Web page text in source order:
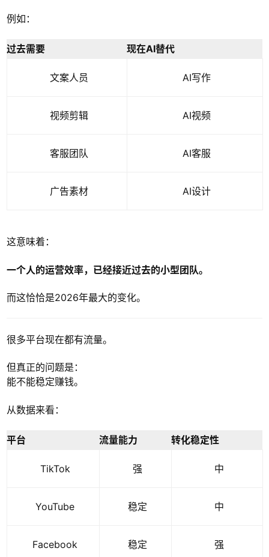
例如：
过去需要 现在AI替代
文案人员 AI写作
视频剪辑 AI视频
客服团队 AI客服
广告素材 AI设计
这意味着：
一个人的运营效率，已经接近过去的小型团队。
而这恰恰是2026年最大的变化。
很多平台现在都有流量。
但真正的问题是：
能不能稳定赚钱。
从数据来看：
平台 流量能力 转化稳定性
TikTok 强 中
YouTube 稳定 中
Facebook 稳定 强